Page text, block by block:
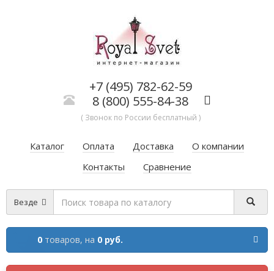
+7 (495) 782-62-59
8 (800) 555-84-38
( Звонок по России бесплатный )
Каталог Оплата Доставка
О компании
Контакты
Сравнение
Везде
0 товаров, на 0 руб.